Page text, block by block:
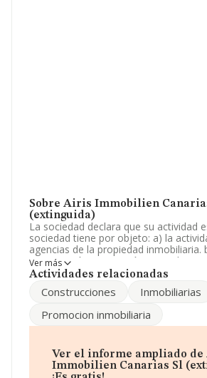
Sobre Airis Immobilien
(extinguida)
La sociedad declara que su actividad
sociedad tiene por objeto: a) la
agencias de la propiedad inmobiliaria.
construcción; promoción,
enajenación de toda clase de biene.
'%cnae%'. La sociedad no tiene
Para comunicarse con sus oficinas, el
La sociedadAiris Immobilien
(extinguida), NIF B38835401, está
Ver más
Actividades relacionadas
Construcciones
Inmobiliarias
Promocion inmobiliaria
Ver el informe ampliado
Immobilien Canarias Sl